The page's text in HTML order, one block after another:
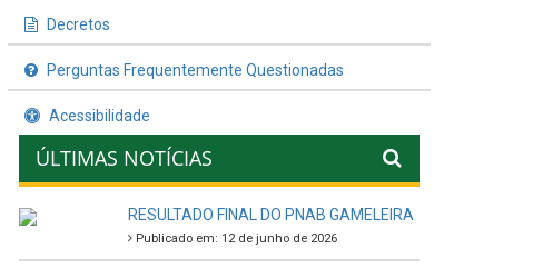
Decretos
Perguntas Frequentemente Questionadas
Acessibilidade
ÚLTIMAS NOTÍCIAS
RESULTADO FINAL DO PNAB GAMELEIRA
Publicado em: 12 de junho de 2026